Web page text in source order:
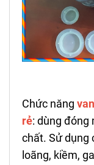
Chức năng
rẻ: dùng đóng
chất. Sử dụng
loãng, kiềm,